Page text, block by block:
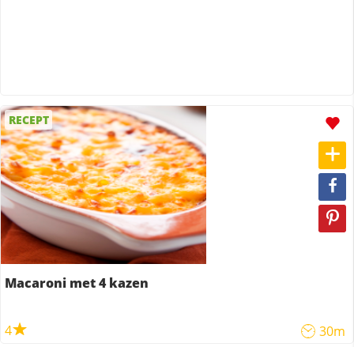
RECEPT
Macaroni met 4 kazen
4 30m